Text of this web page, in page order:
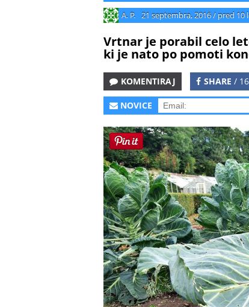
A. P. 21 septembra, 2016/ pred 10
Vrtnar je porabil celo
ki je nato po pomoti
KOMENTIRAJ SHARE / 16
NOVICE